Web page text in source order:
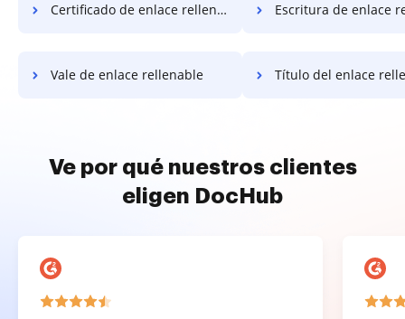
Certificado de enlace rellenable Escritura de enlace
Vale de enlace rellenable Título del enlace
Ve por qué nuestros clientes
eligen DocHub